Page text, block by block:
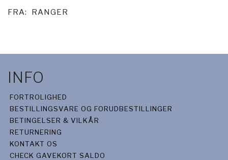
FRA: RANGER
INFO
FORTROLIGHED
BESTILLINGSVARE OG FORUDBESTILLINGER
BETINGELSER & VILKÅR
RETURNERING
KONTAKT OS
CHECK GAVEKORT SALDO